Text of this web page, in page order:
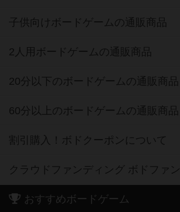
子供向けボードゲームの通販商品
2人用ボードゲームの通販商品
20分以下のボードゲームの通販商品
60分以上のボードゲームの通販商品
割引購入！ボドクーポンについて
クラウドファンディング ボドファン
おすすめボードゲーム